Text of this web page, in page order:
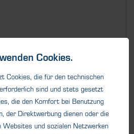
Cookies.
Cookies, die für den technischen
sind und stets gesetzt
die den Komfort bei Benutzung
der Direktwerbung dienen oder die
Websites und sozialen Netzwerken